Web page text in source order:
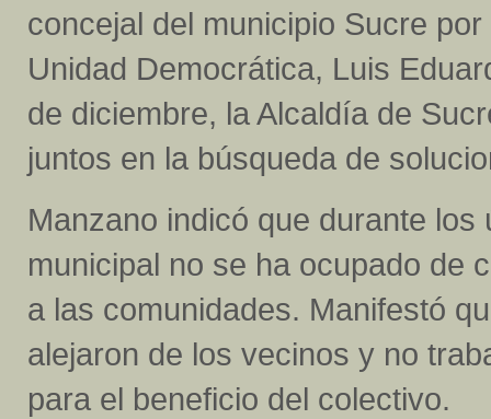
concejal del municipio Sucre
Unidad Democrática, Luis
de diciembre, la Alcaldía de
juntos en la búsqueda de
Manzano indicó que durante
municipal no se ha ocupado de
a las comunidades. Manifestó
alejaron de los vecinos y no
para el beneficio del colectivo.